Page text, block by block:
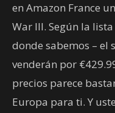
en Amazon France
War III. Según la
donde sabemos – el
venderán por
precios parece
Europa para ti. Y